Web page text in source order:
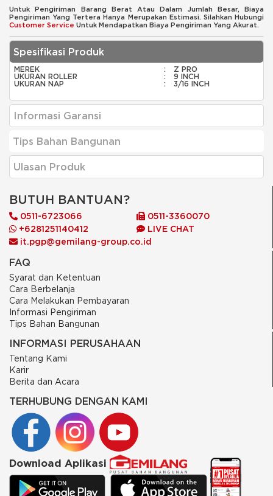
Untuk Pengiriman Barang Berat Atau Dalam Jumlah Besar, Biaya
Pengiriman Yang Tertera Hanya Merupakan Estimasi. Silahkan Hubungi
Customer Service Untuk Mendapatkan Biaya Pengiriman Yang Akurat.
Spesifikasi Produk
MEREK :
Z PRO
UKURAN ROLLER
:
9 INCH
UKURAN NAP
: 3/16 INCH
Informasi Garansi
Tips Bahan Bangunan
Ulasan Produk
BUTUH BANTUAN?
0511-6723066
0511-3360070
+6281251140412
LIVE CHAT
it.pgp@gemilang-group.co.id
FAQ
Syarat dan Ketentuan
Cara Berbelanja
Cara Melakukan Pembayaran
Informasi Pengiriman
Tips Bahan Bangunan
INFORMASI PERUSAHAAN
Tentang Kami
Karir
Berita dan Acara
TERHUBUNG DENGAN KAMI
Download Aplikasi